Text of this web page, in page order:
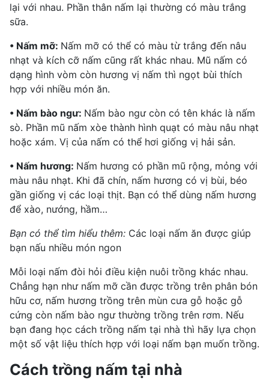
lại với nhau. Phần thân nấm lại thường có màu trắng
sữa.
• Nấm mỡ: Nấm mỡ có thể có màu từ trắng đến nâu
nhạt và kích cỡ nấm cũng rất khác nhau. Mũ nấm có
dạng hình vòm còn hương vị nấm thì ngọt bùi thích
hợp với nhiều món ăn.
• Nấm bào ngư: Nấm bào ngư còn có tên khác là nấm
sò. Phần mũ nấm xòe thành hình quạt có màu nâu nhạt
hoặc xám. Vị của nấm có thể hơi giống vị hải sản.
• Nấm hương: Nấm hương có phần mũ rộng, mỏng với
màu nâu nhạt. Khi đã chín, nấm hương có vị bùi, béo
gần giống vị các loại thịt. Bạn có thể dùng nấm hương
để xào, nướng, hầm…
Bạn có thể tìm hiểu thêm: Các loại nấm ăn được giúp
bạn nấu nhiều món ngon
Mỗi loại nấm đòi hỏi điều kiện nuôi trồng khác nhau.
Chẳng hạn như nấm mỡ cần được trồng trên phân bón
hữu cơ, nấm hương trồng trên mùn cưa gỗ hoặc gỗ
cứng còn nấm bào ngư thường trồng trên rơm. Nếu
bạn đang học cách trồng nấm tại nhà thì hãy lựa chọn
một số vật liệu thích hợp với loại nấm bạn muốn trồng.
Cách trồng nấm tại nhà